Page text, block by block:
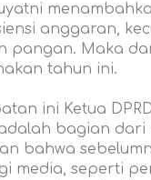
anggaran,
pangan. Maka
tahun ini.
ini Ketua
bagian
bahwa
media, seperti